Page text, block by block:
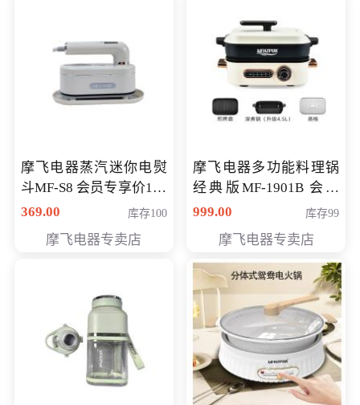
摩飞电器蒸汽迷你电熨
斗MF-S8 会员专享价168
元
369.00 库存100
摩飞电器专卖店
摩飞电器多功能料理锅
经典版MF-1901B 会员
专享价399元
999.00 库存99
摩飞电器专卖店